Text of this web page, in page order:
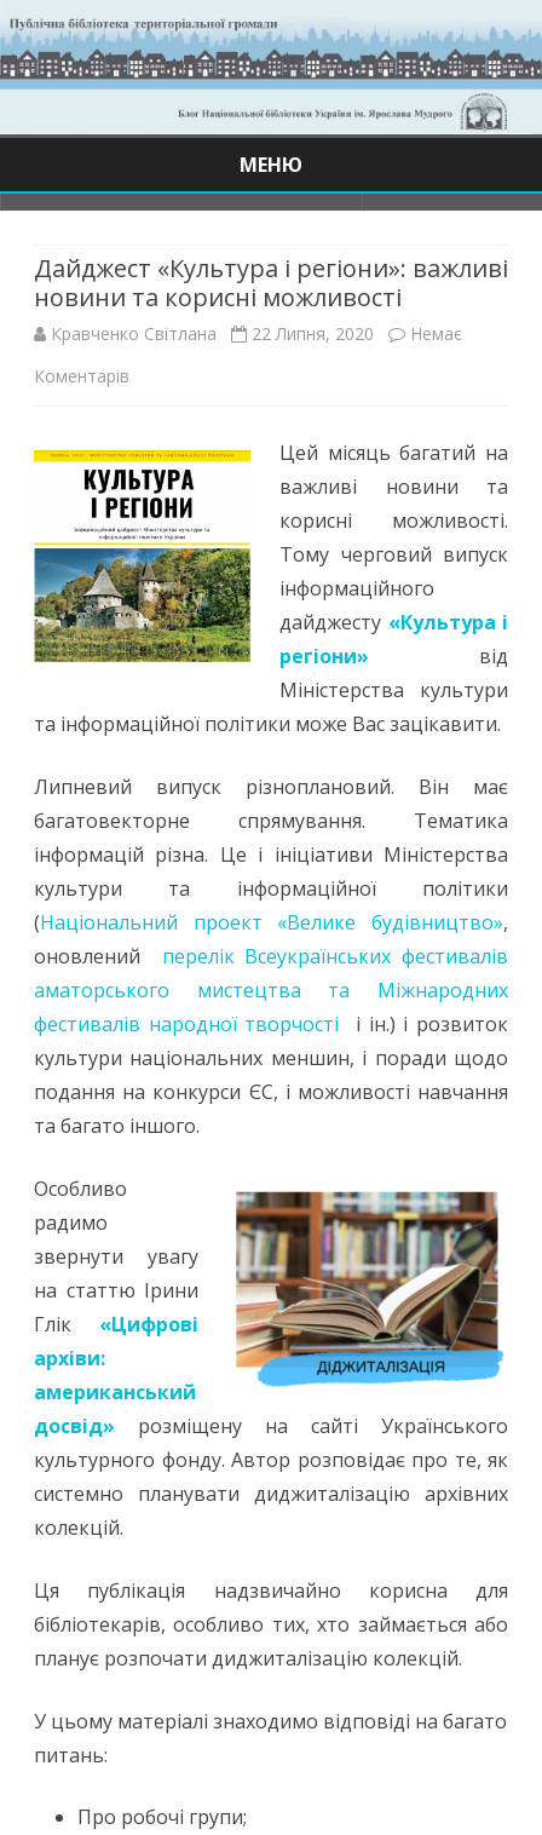
МЕНЮ
Дайджест «Культура і регіони»: важливі
новини та корисні можливості
Кравченко Світлана 22 Липня, 2020
Немає
Коментарів
«Культура
і
регіони»:
важливі
новини
корисні
Цей місяць багатий на
важливі новини та
корисні можливості.
Тому черговий випуск
інформаційного
дайджесту «Культура і
регіони» від
Міністерства культури
та інформаційної політики може Вас зацікавити.
Липневий випуск різноплановий. Він має
багатовекторне спрямування. Тематика
інформацій різна. Це і ініціативи Міністерства
культури та інформаційної політики
(Національний проект «Велике будівництво»,
оновлений перелік Всеукраїнських фестивалів
аматорського мистецтва та Міжнародних
фестивалів народної творчості і ін.) і розвиток
культури національних меншин, і поради щодо
подання на конкурси ЄС, і можливості навчання
та багато іншого.
Особливо
радимо
звернути увагу
на статтю Ірини
Глік «Цифрові
архіви:
американський
досвід» розміщену на сайті Українського
культурного фонду. Автор розповідає про те, як
системно планувати диджиталізацію архівних
колекцій.
Ця публікація надзвичайно корисна для
бібліотекарів, особливо тих, хто займається або
планує розпочати диджиталізацію колекцій.
У цьому матеріалі знаходимо відповіді на багато
питань:
Про робочі групи;